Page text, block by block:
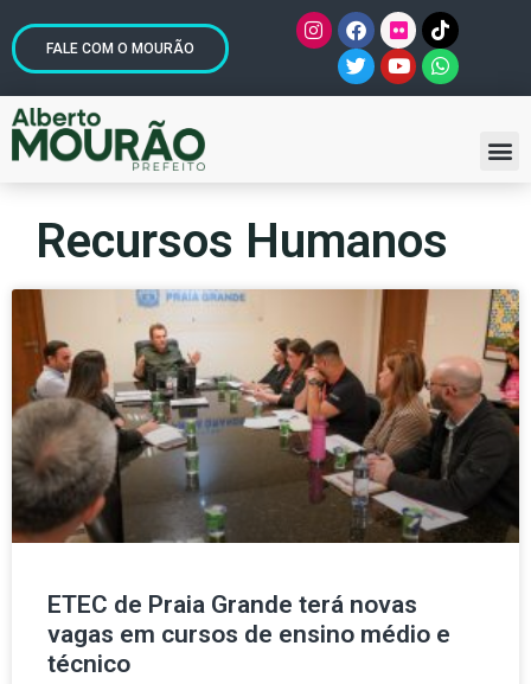
FALE COM O MOURÃO
Recursos Humanos
ETEC de Praia Grande terá novas
vagas em cursos de ensino médio e
técnico